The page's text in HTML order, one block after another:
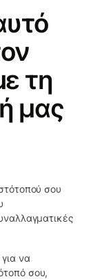
τη
μας
σου
να
σου,